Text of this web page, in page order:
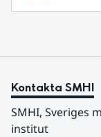
Kontakta SMHI
SMHI, Sveriges
institut